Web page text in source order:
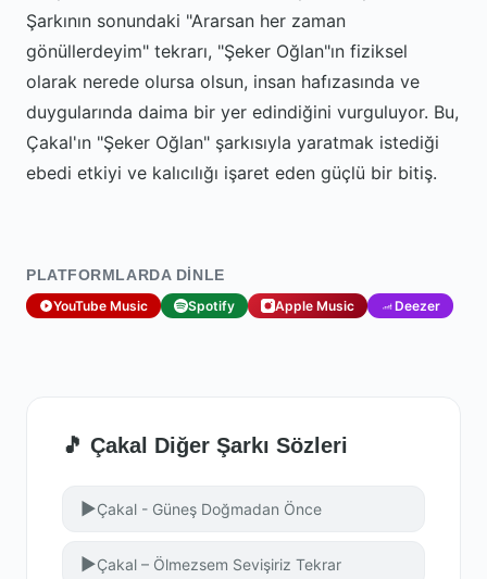
Şarkının sonundaki "Ararsan her zaman
gönüllerdeyim" tekrarı, "Şeker Oğlan"ın fiziksel
olarak nerede olursa olsun, insan hafızasında ve
duygularında daima bir yer edindiğini vurguluyor. Bu,
Çakal'ın "Şeker Oğlan" şarkısıyla yaratmak istediği
ebedi etkiyi ve kalıcılığı işaret eden güçlü bir bitiş.
PLATFORMLARDA DINLE
YouTube Music Spotify Apple Music Deezer
🎵 Çakal Diğer Şarkı Sözleri
▶Çakal - Güneş Doğmadan Önce
▶Çakal – Ölmezsem Sevişiriz Tekrar